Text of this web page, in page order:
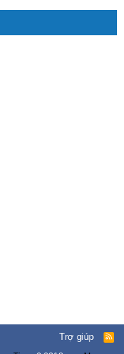
Trợ giúp
R